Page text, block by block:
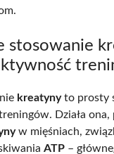
stosowanie
kreatynyto prosty
Działa ona,
w mięśniach,
ATP –